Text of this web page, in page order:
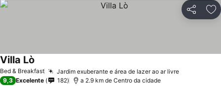
Partilhar
Bed & Breakfast Jardim exuberante e área de lazer ao ar livre
Villa Lò
9,3 Excelente 182 a 2.9 km de Centro da cidade